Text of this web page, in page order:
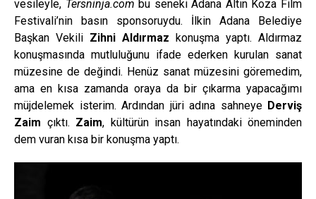
vesileyle, Tersninja.com bu seneki Adana Altın Koza Film
Festivali’nin basın sponsoruydu. İlkin Adana Belediye
Başkan Vekili Zihni Aldırmaz konuşma yaptı. Aldırmaz
konuşmasında mutluluğunu ifade ederken kurulan sanat
müzesine de değindi. Henüz sanat müzesini göremedim,
ama en kısa zamanda oraya da bir çıkarma yapacağımı
müjdelemek isterim. Ardından jüri adına sahneye Derviş
Zaim çıktı. Zaim, kültürün insan hayatındaki öneminden
dem vuran kısa bir konuşma yaptı.